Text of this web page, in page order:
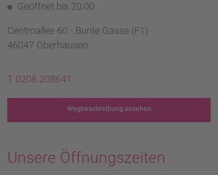
Geöffnet bis 20:00
Centroallee 60 - Bunte Gasse (F1)
46047 Oberhausen
T 0208 208641
Wegbeschreibung ansehen
Unsere Öffnungszeiten